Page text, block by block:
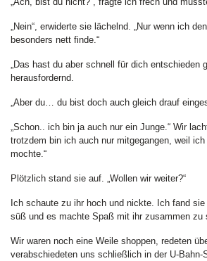
„Nein“, erwiderte sie lächelnd. „Nur wenn ich
besonders nett finde.“
„Das hast du aber schnell für dich entschieden
herausfordernd.
„Aber du… du bist doch auch gleich drauf
„Schon.. ich bin ja auch nur ein Junge.“ Wir
trotzdem bin ich auch nur mitgegangen, weil
mochte.“
Plötzlich stand sie auf. „Wollen wir weiter?“
Ich schaute zu ihr hoch und nickte. Ich fand
süß und es machte Spaß mit ihr zusammen zu
Wir waren noch eine Weile shoppen, redeten
verabschiedeten uns schließlich in der U-Bahn-